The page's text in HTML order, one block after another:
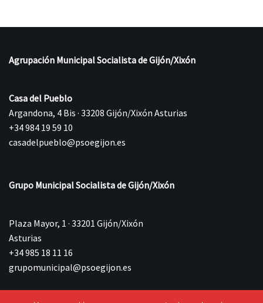
Agrupación Municipal Socialista de Gijón/Xixón
Casa del Pueblo
Argandona, 4 Bis · 33208 Gijón/Xixón Asturias
+34 984 19 59 10
casadelpueblo@psoegijon.es
Grupo Municipal Socialista de Gijón/Xixón
Plaza Mayor, 1 · 33201 Gijón/Xixón
Asturias
+34 985 18 11 16
grupomunicipal@psoegijon.es